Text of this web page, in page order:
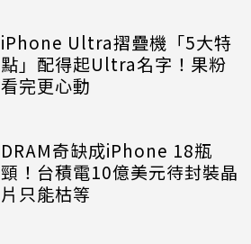
iPhone Ultra摺疊機「5大特
點」配得起Ultra名字！果粉
看完更心動
DRAM奇缺成iPhone 18瓶
頸！台積電10億美元待封裝晶
片只能枯等